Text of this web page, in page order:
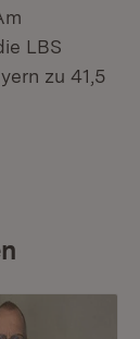
LBS
zu 41,5